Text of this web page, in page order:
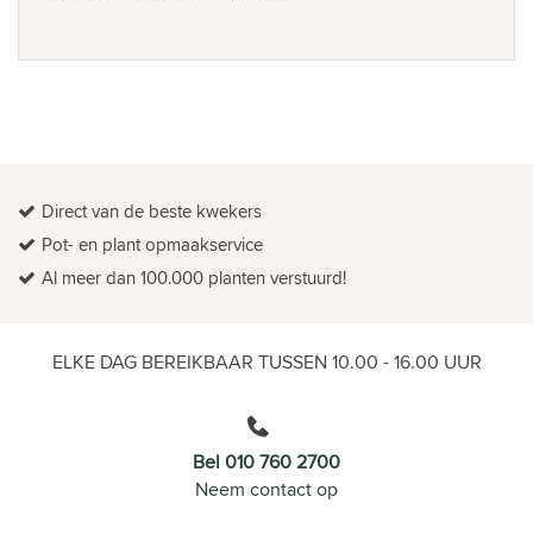
Direct van de beste kwekers
Pot- en plant opmaakservice
Al meer dan 100.000 planten verstuurd!
ELKE DAG BEREIKBAAR TUSSEN 10.00 - 16.00 UUR
Bel 010 760 2700
Neem contact op